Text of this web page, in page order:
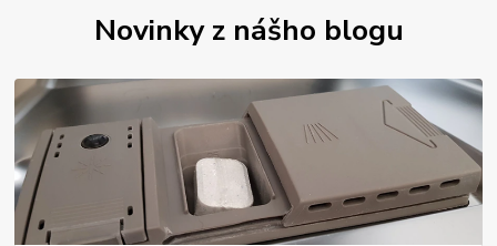
Novinky z nášho blogu